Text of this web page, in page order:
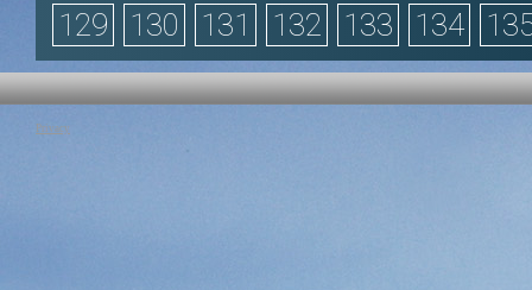
129 130 131 132 133 134
Privacy